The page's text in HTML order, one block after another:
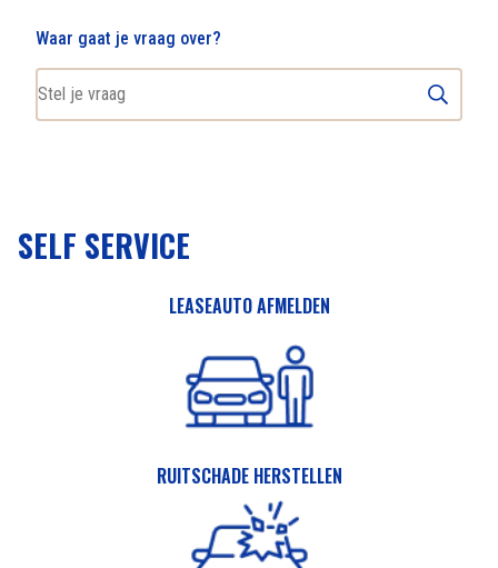
Waar gaat je vraag over?
SELF SERVICE
LEASEAUTO AFMELDEN
RUITSCHADE HERSTELLEN